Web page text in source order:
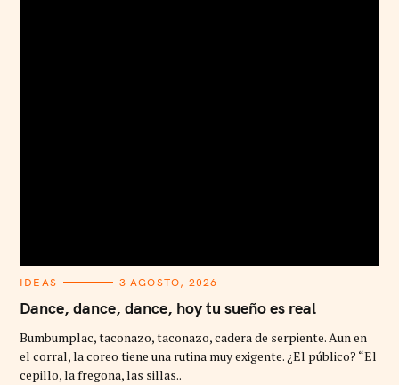
C
T
E
O
R
I
E
IDEAS 3 AGOSTO, 2026
Dance, dance, dance, hoy tu sueño es real
Bumbumplac, taconazo, taconazo, cadera de serpiente. Aun en
el corral, la coreo tiene una rutina muy exigente. ¿El público? “El
cepillo, la fregona, las sillas..